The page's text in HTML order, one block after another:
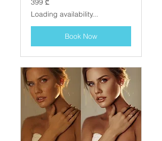
ქართული
399 ₾
Loading availability...
Book Now